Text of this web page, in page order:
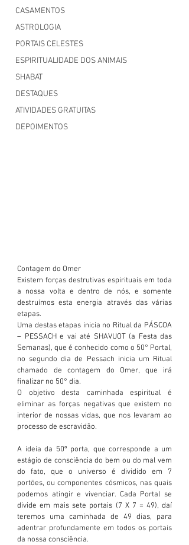
CASAMENTOS
ASTROLOGIA
PORTAIS CELESTES
ESPIRITUALIDADE DOS ANIMAIS
SHABAT
DESTAQUES
ATIVIDADES GRATUITAS
DEPOIMENTOS
Contagem do Omer
Existem forças destrutivas espirituais em toda
a nossa volta e dentro de nós, e somente
destruímos esta energia através das várias
etapas.
Uma destas etapas inicia no Ritual da PÁSCOA
– PESSACH e vai até SHAVUOT (a Festa das
Semanas), que é conhecido como o 50° Portal,
no segundo dia de Pessach inicia um Ritual
chamado de contagem do Omer, que irá
finalizar no 50° dia.
O objetivo desta caminhada espiritual é
eliminar as forças negativas que existem no
interior de nossas vidas, que nos levaram ao
processo de escravidão.
A ideia da 50º porta, que corresponde a um
estágio de consciência do bem ou do mal vem
do fato, que o universo é dividido em 7
portões, ou componentes cósmicos, nas quais
podemos atingir e vivenciar. Cada Portal se
divide em mais sete portais (7 X 7 = 49), daí
teremos uma caminhada de 49 dias, para
adentrar profundamente em todos os portais
da nossa consciência.